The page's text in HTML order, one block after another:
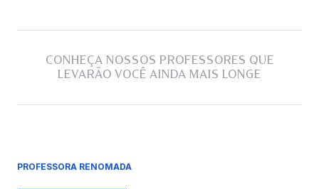
CONHEÇA NOSSOS PROFESSORES QUE
LEVARÃO VOCÊ AINDA MAIS LONGE
PROFESSORA RENOMADA